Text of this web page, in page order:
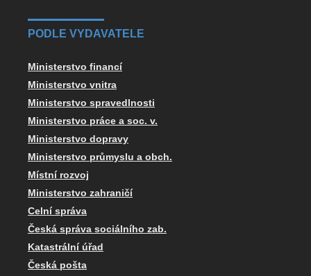
PODLE VYDAVATELE
Ministerstvo financí
Ministerstvo vnitra
Ministerstvo spravedlnosti
Ministerstvo práce a soc. v.
Ministerstvo dopravy
Ministerstvo průmyslu a obch.
Místní rozvoj
Ministerstvo zahraničí
Celní správa
Česká správa sociálního zab.
Katastrální úřad
Česká pošta